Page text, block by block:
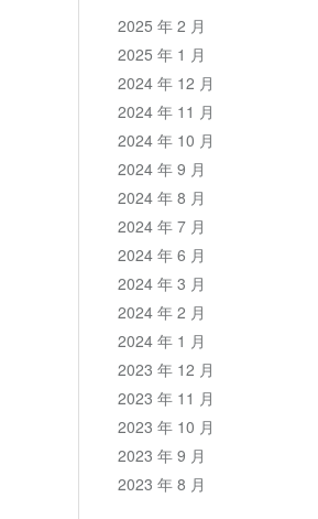
2025 年 2 月
2025 年 1 月
2024 年 12 月
2024 年 11 月
2024 年 10 月
2024 年 9 月
2024 年 8 月
2024 年 7 月
2024 年 6 月
2024 年 3 月
2024 年 2 月
2024 年 1 月
2023 年 12 月
2023 年 11 月
2023 年 10 月
2023 年 9 月
2023 年 8 月